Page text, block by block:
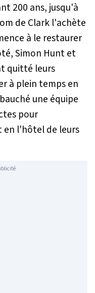
200 ans, jusqu'à
de Clark l'achète
à le restaurer
Simon Hunt et
quitté leurs
à plein temps en
une équipe
pour
en l'hôtel de leurs